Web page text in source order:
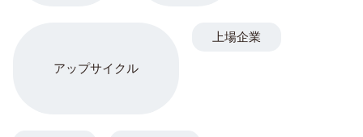
アップサイクル
上場企業